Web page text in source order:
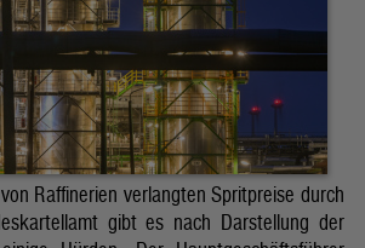
Raffinerien verlangten Spritpreise durch
gibt es nach Darstellung der